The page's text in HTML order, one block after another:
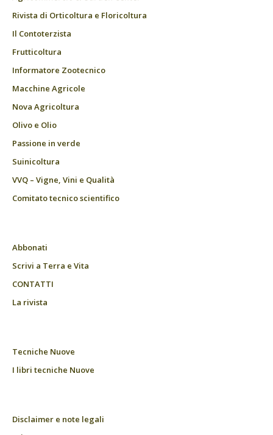
Rivista di Orticoltura e Floricoltura
Il Contoterzista
Frutticoltura
Informatore Zootecnico
Macchine Agricole
Nova Agricoltura
Olivo e Olio
Passione in verde
Suinicoltura
VVQ – Vigne, Vini e Qualità
Comitato tecnico scientifico
Abbonati
Scrivi a Terra e Vita
CONTATTI
La rivista
Tecniche Nuove
I libri tecniche Nuove
Disclaimer e note legali